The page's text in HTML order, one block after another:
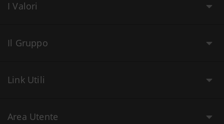
I Valori
Il Gruppo
Link Utili
Area Utente